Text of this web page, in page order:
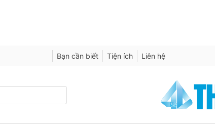
Bạn cần biết Tiện ích Liên hệ